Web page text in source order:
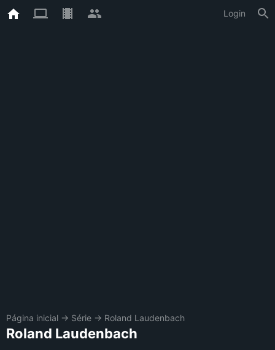
Login
Página inicial → Série → Roland Laudenbach
Roland Laudenbach